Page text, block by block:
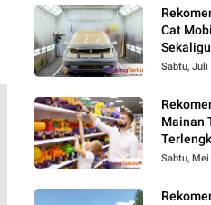
Cat
Sabtu, Juli
Mainan
Malang
Anak
Sabtu, Mei